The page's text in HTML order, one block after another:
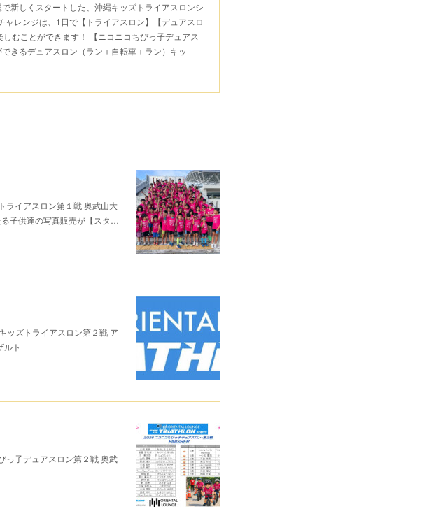
新しくスタートした、沖縄キッズトライアスロンシ
レンジは、1日で【トライアスロン】【デュアスロ
むことができます！ 【ニコニコちびっ子デュアス
きるデュアスロン（ラン＋自転車＋ラン）キッ
ライアスロン第１戦 奥武山大
子供達の写真販売が【スタ…
ッズトライアスロン第２戦 ア
ルト
っ子デュアスロン第２戦 奥武